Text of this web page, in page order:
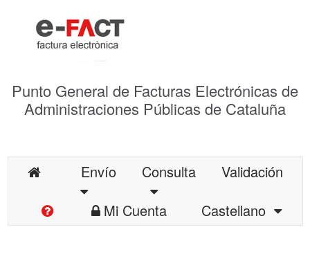
Punto General de Facturas Electrónicas de
Administraciones Públicas de Cataluña
Envío Consulta
Validación
Mi Cuenta
Castellano